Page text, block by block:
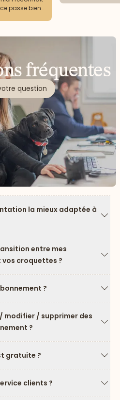
passe bien
fréquentes
question
la mieux adaptée à
entre mes
croquettes ?
?
modifier / supprimer des
?
gratuite ?
clients ?